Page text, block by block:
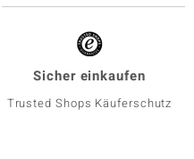
Sicher einkaufen
Trusted Shops Käuferschutz